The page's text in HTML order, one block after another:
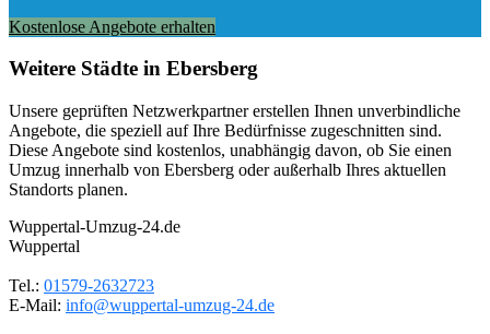
Kostenlose Angebote erhalten
Weitere Städte in Ebersberg
Unsere geprüften Netzwerkpartner erstellen Ihnen unverbindliche
Angebote, die speziell auf Ihre Bedürfnisse zugeschnitten sind.
Diese Angebote sind kostenlos, unabhängig davon, ob Sie einen
Umzug innerhalb von Ebersberg oder außerhalb Ihres aktuellen
Standorts planen.
Wuppertal-Umzug-24.de
Wuppertal
Tel.: 01579-2632723
E-Mail: info@wuppertal-umzug-24.de